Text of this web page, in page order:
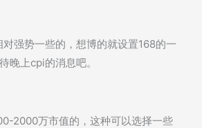
强势一些的，想博的就设置168的一
晚上cpi的消息吧。
2000万市值的，这种可以选择一些